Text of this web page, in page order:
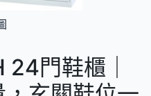
門鞋櫃｜